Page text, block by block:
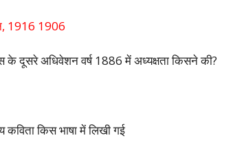
1916 1906
के दूसरे अधिवेशन वर्ष 1886 में अध्यक्षता किसने की?
कविता किस भाषा में लिखी गई